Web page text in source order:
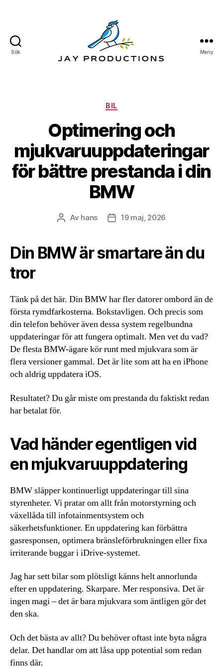
Sök Meny
Kategorier
BIL
Optimering och
mjukvaruuppdateringar
för bättre prestanda i din
BMW
Inläggsförfattare
Av hans Inläggsdatum
19 maj, 2026
Din BMW är smartare än du
tror
Tänk på det här. Din BMW har fler datorer ombord än de
första rymdfarkosterna. Bokstavligen. Och precis som
din telefon behöver även dessa system regelbundna
uppdateringar för att fungera optimalt. Men vet du vad?
De flesta BMW-ägare kör runt med mjukvara som är
flera versioner gammal. Det är lite som att ha en iPhone
och aldrig uppdatera iOS.
Resultatet? Du går miste om prestanda du faktiskt redan
har betalat för.
Vad händer egentligen vid
en mjukvaruuppdatering
BMW släpper kontinuerligt uppdateringar till sina
styrenheter. Vi pratar om allt från motorstyrning och
växellåda till infotainmentsystem och
säkerhetsfunktioner. En uppdatering kan förbättra
gasresponsen, optimera bränsleförbrukningen eller fixa
irriterande buggar i iDrive-systemet.
Jag har sett bilar som plötsligt känns helt annorlunda
efter en uppdatering. Skarpare. Mer responsiva. Det är
ingen magi – det är bara mjukvara som äntligen gör det
den ska.
Och det bästa av allt? Du behöver oftast inte byta några
delar. Det handlar om att låsa upp potential som redan
finns där.